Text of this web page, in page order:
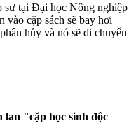
sư tại Đại học Nông nghiệp
vào cặp sách sẽ bay hơi
hủy và nó sẽ di chuyển
lan "cặp học sinh độc